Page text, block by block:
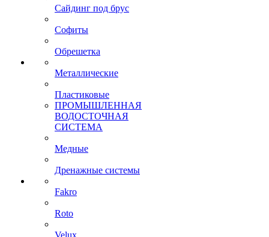
Сайдинг под брус
Софиты
Обрешетка
Металлические
Пластиковые
ПРОМЫШЛЕННАЯ
ВОДОСТОЧНАЯ
СИСТЕМА
Медные
Дренажные системы
Fakro
Roto
Velux